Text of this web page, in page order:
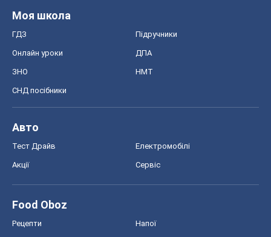
Моя школа
ГДЗ Підручники
Онлайн уроки ДПА
ЗНО НМТ
СНД посібники
Авто
Тест Драйв Електромобілі
Акції Сервіс
Food Oboz
Рецепти Напої